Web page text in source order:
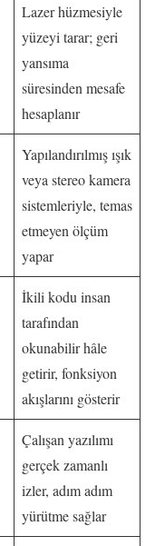
Lazer hüzmesiyle
yüzeyi tarar; geri
yansıma
süresinden mesafe
hesaplanır
Yapılandırılmış ışık
veya stereo kamera
sistemleriyle, temas
etmeyen ölçüm
yapar
İkili kodu insan
tarafından
okunabilir hâle
getirir, fonksiyon
akışlarını gösterir
Çalışan yazılımı
gerçek zamanlı
izler, adım adım
yürütme sağlar